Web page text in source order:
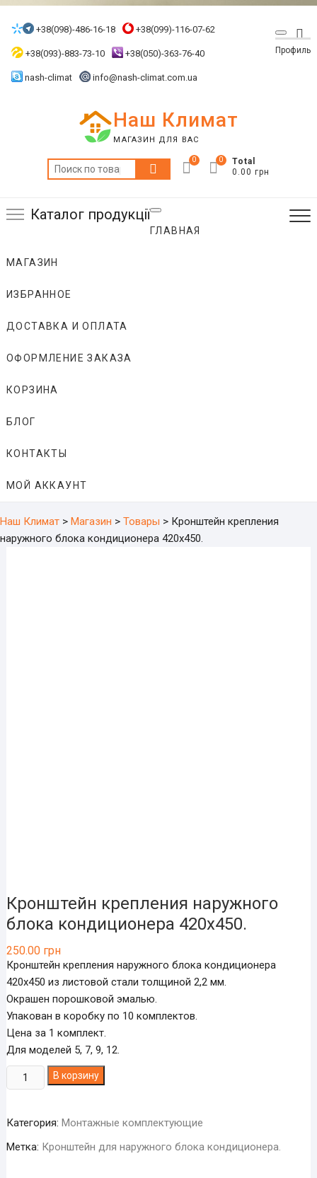
Skip
+38(098)-486-16-18 +38(099)-116-07-62
+38(093)-883-73-10 +38(050)-363-76-40
nash-climat info@nash-climat.com.ua
Профиль
Наш Климат
МАГАЗИН ДЛЯ ВАС
Искать:
0
Total
0.00 грн
0
Каталог продукції
ГЛАВНАЯ
МАГАЗИН
ИЗБРАННОЕ
ДОСТАВКА И ОПЛАТА
ОФОРМЛЕНИЕ ЗАКАЗА
КОРЗИНА
БЛОГ
КОНТАКТЫ
МОЙ АККАУНТ
Наш Климат > Магазин > Товары > Кронштейн крепления
наружного блока кондиционера 420х450.
Кронштейн крепления наружного
блока кондиционера 420х450.
250.00 грн
Кронштейн крепления наружного блока кондиционера
420х450 из листовой стали толщиной 2,2 мм.
Окрашен порошковой эмалью.
Упакован в коробку по 10 комплектов.
Цена за 1 комплект.
Для моделей 5, 7, 9, 12.
Количество
товара
крепления
наружного
В корзину
Категория: Монтажные комплектующие
Метка: Кронштейн для наружного блока кондиционера.